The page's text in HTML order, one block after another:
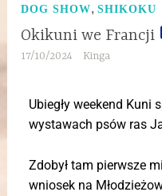
DOG SHOW,SHIKOKU
Okikuni we Francji
17/10/2024 Kinga
Ubiegły weekend Kuni
wystawach psów ras
Zdobył tam pierwsze
wniosek na